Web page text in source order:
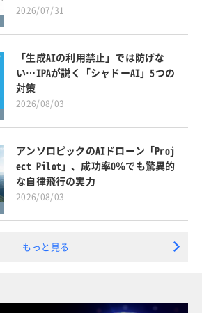
2026/07/31
「生成AIの利用禁止」では防げな
い…IPAが説く「シャドーAI」5つの
対策
2026/08/03
アンソロピックのAIドローン「Proj
ect Pilot」、成功率0％でも驚異的
な自律飛行の実力
2026/08/03
もっと見る